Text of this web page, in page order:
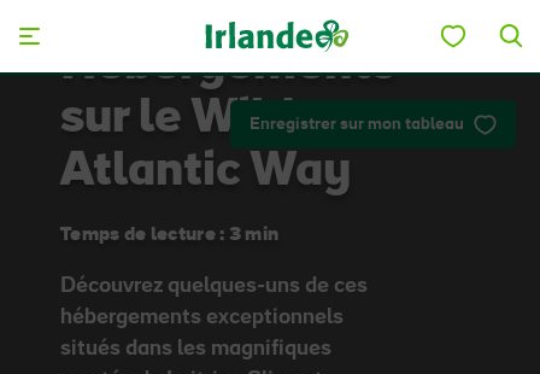
Enregistrer sur mon tableau
Hébergements
sur le Wild
Atlantic Way
Temps de lecture : 3 min
Découvrez quelques-uns de ces
hébergements exceptionnels
situés dans les magnifiques